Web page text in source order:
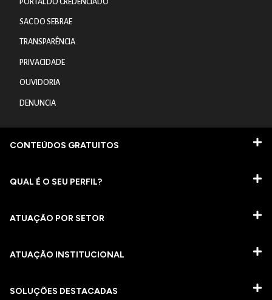
SAC DO SEBRAE
TRANSPARÊNCIA
PRIVACIDADE
OUVIDORIA
DENUNCIA
CONTEÚDOS GRATUITOS
QUAL É O SEU PERFIL?
ATUAÇÃO POR SETOR
ATUAÇÃO INSTITUCIONAL
SOLUÇÕES DESTACADAS